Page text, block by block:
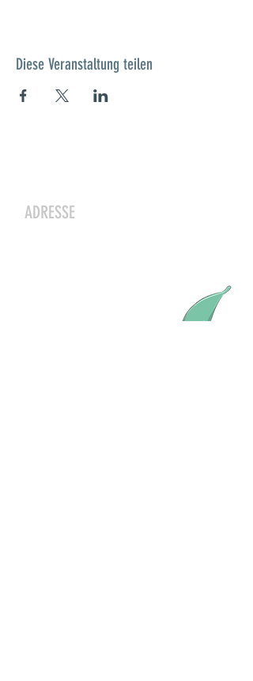
Diese Veranstaltung teilen
ADRESSE